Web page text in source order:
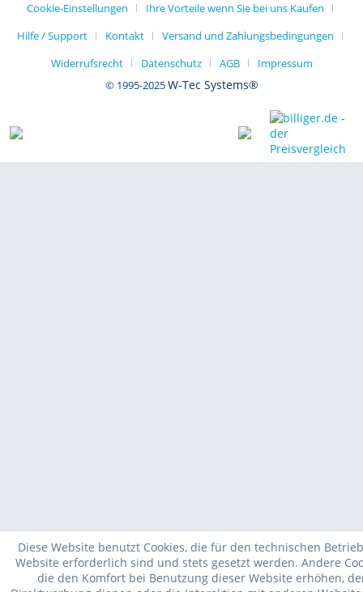
Cookie-Einstellungen
Ihre Vorteile wenn Sie bei uns Kaufen
Hilfe / Support
Kontakt
Versand und Zahlungsbedingungen
Widerrufsrecht
Datenschutz AGB
Impressum
© 1995-2025W-Tec Systems®
Diese Website benutzt Cookies, die für den technischen
Website erforderlich sind und stets gesetzt werden. Andere
die den Komfort bei Benutzung dieser Website erhöhen,